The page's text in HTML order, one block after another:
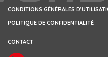
CONDITIONS GÉNÉRALES
POLITIQUE DE CONFIDENTIALITÉ
CONTACT